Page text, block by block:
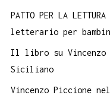
PATTO PER LA
letterario per
Il libro su Vincenzo
Siciliano
Vincenzo Piccione